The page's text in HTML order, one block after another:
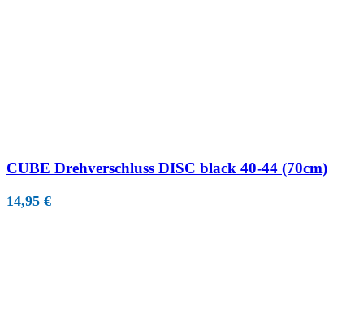
CUBE Drehverschluss DISC black 40-44 (70cm)
14,95 €